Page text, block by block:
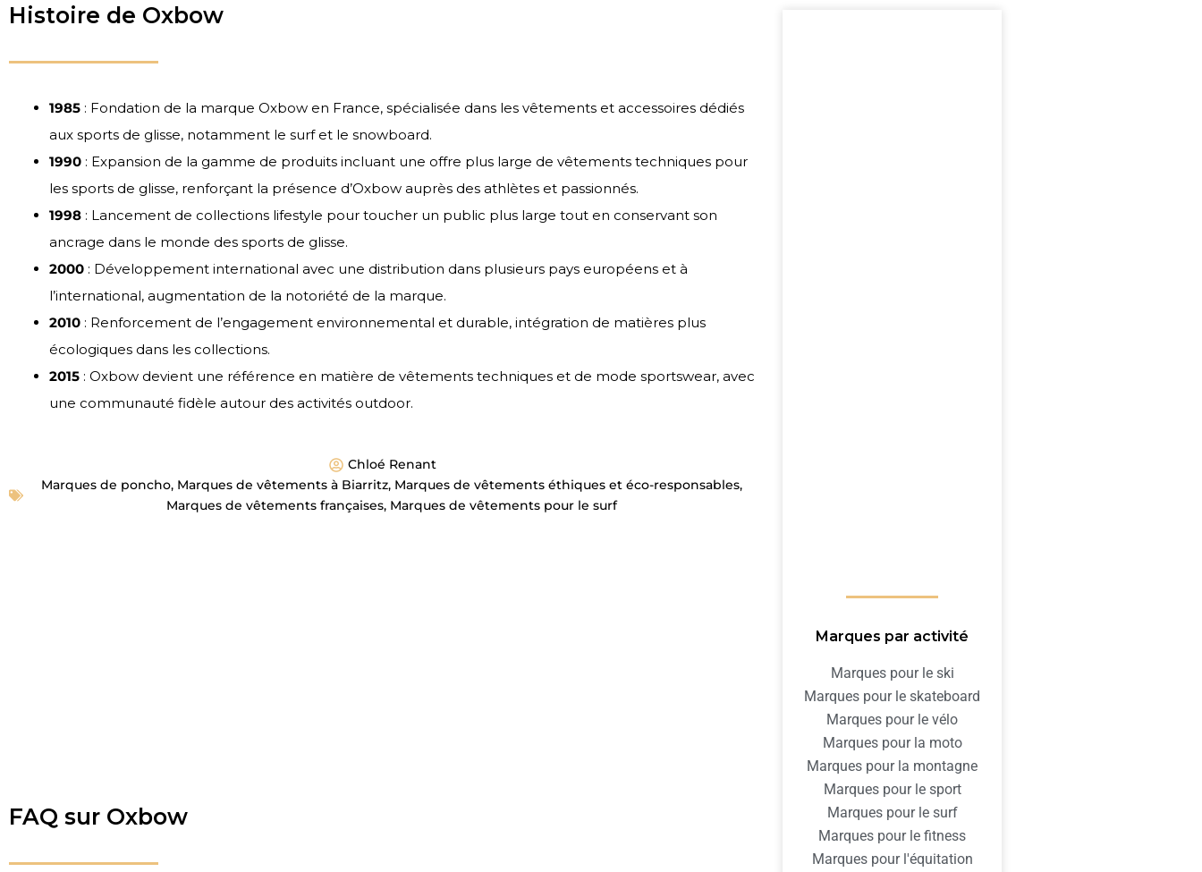
Histoire de Oxbow
1985 : Fondation de la marque Oxbow en France, spécialisée dans les vêtements et accessoires dédiés
aux sports de glisse, notamment le surf et le snowboard.
1990 : Expansion de la gamme de produits incluant une offre plus large de vêtements techniques pour
les sports de glisse, renforçant la présence d’Oxbow auprès des athlètes et passionnés.
1998 : Lancement de collections lifestyle pour toucher un public plus large tout en conservant son
ancrage dans le monde des sports de glisse.
2000 : Développement international avec une distribution dans plusieurs pays européens et à
l’international, augmentation de la notoriété de la marque.
2010 : Renforcement de l’engagement environnemental et durable, intégration de matières plus
écologiques dans les collections.
2015 : Oxbow devient une référence en matière de vêtements techniques et de mode sportswear, avec
une communauté fidèle autour des activités outdoor.
Chloé Renant
Marques de poncho, Marques de vêtements à Biarritz, Marques de vêtements éthiques et éco-responsables,
Marques de vêtements françaises, Marques de vêtements pour le surf
FAQ sur Oxbow
Marques par activité
Marques pour le ski
Marques pour le skateboard
Marques pour le vélo
Marques pour la moto
Marques pour la montagne
Marques pour le sport
Marques pour le surf
Marques pour le fitness
Marques pour l'équitation